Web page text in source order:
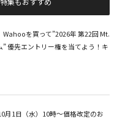
Wahooを買って”2026年 第22回 Mt.
” 優先エントリー権を当てよう！キ
月1日（水）10時～価格改定のお